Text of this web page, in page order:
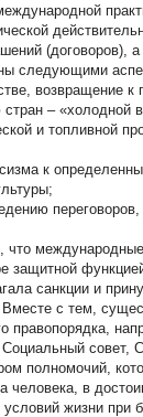
(договоров),
следующими
возвращение к
– «холодной
и топливной
к
что
санкции и
с тем,
правопорядка,
Социальный
полномочий,
в
жизни при